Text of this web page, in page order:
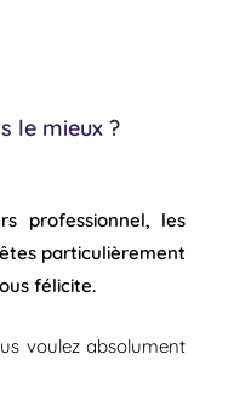
le mieux ?
professionnel, les
particulièrement
félicite.
voulez absolument